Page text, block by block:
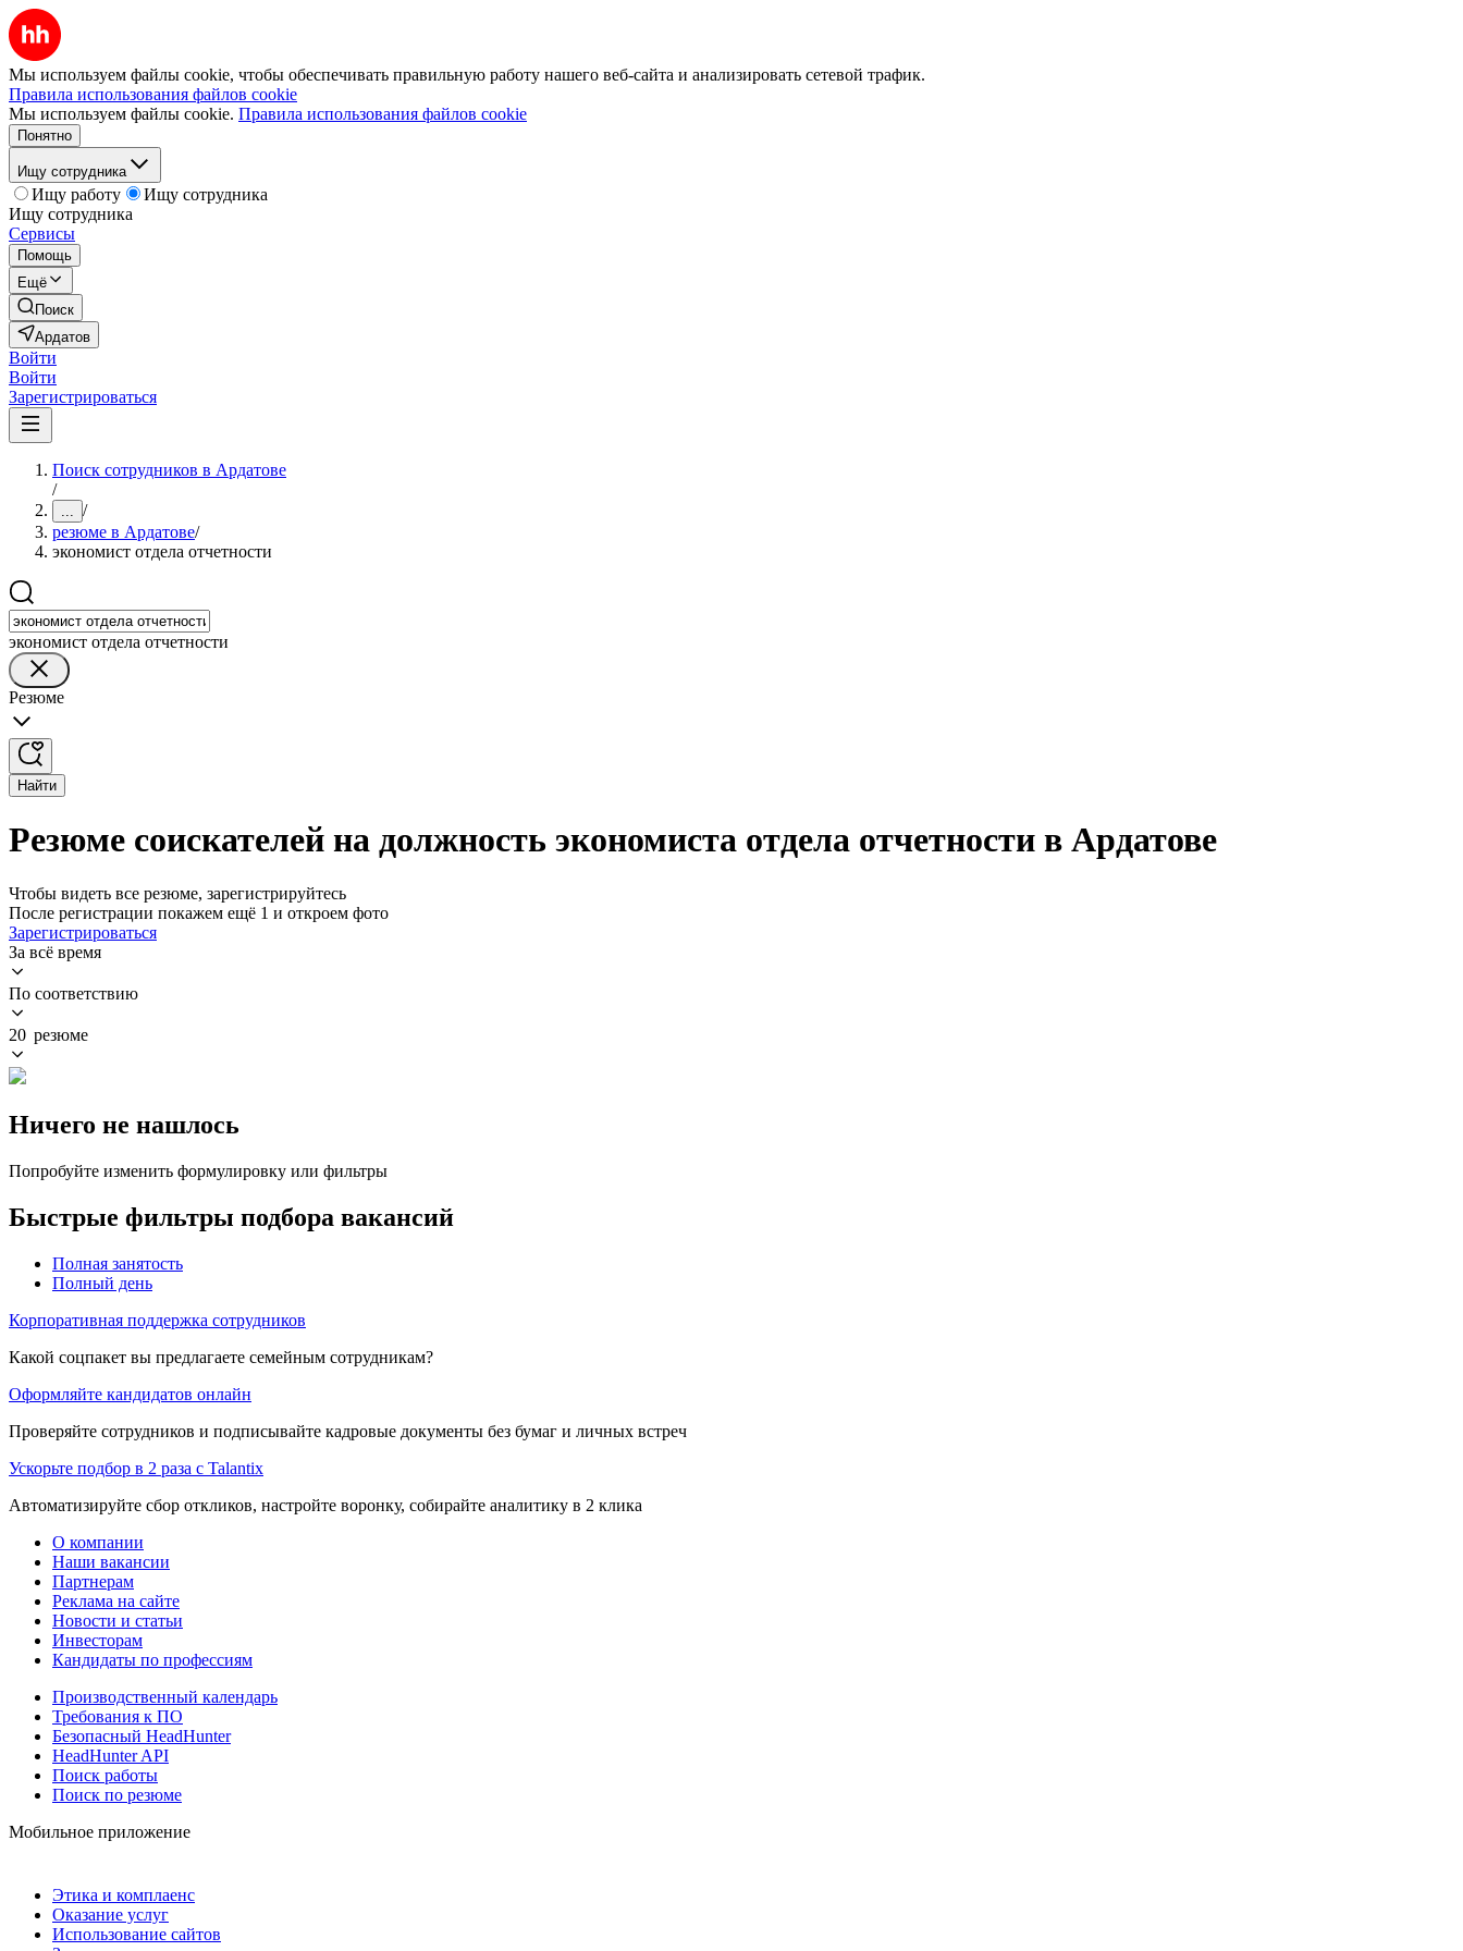
Мы используем файлы cookie, чтобы обеспечивать правильную работу нашего веб-сайта и анализировать сетевой трафик.
Правила использования файлов cookie
Мы используем файлы cookie. Правила использования файлов cookie
Понятно
Ищу сотрудника
Ищу работу
Ищу сотрудника
Ищу сотрудника
Сервисы
Помощь
Ещё
Поиск
Ардатов
Войти
Войти
Зарегистрироваться
Поиск сотрудников в Ардатове
/
... /
резюме в Ардатове/
экономист отдела отчетности
экономист отдела отчетности
Резюме
Найти
Резюме соискателей на должность экономиста отдела отчетности в Ардатове
Чтобы видеть все резюме, зарегистрируйтесь
После регистрации покажем ещё 1 и откроем фото
Зарегистрироваться
За всё время
По соответствию
20 резюме
Ничего не нашлось
Попробуйте изменить формулировку или фильтры
Быстрые фильтры подбора вакансий
Полная занятость
Полный день
Корпоративная поддержка сотрудников
Какой соцпакет вы предлагаете семейным сотрудникам?
Оформляйте кандидатов онлайн
Проверяйте сотрудников и подписывайте кадровые документы без бумаг и личных встреч
Ускорьте подбор в 2 раза с Talantix
Автоматизируйте сбор откликов, настройте воронку, собирайте аналитику в 2 клика
О компании
Наши вакансии
Партнерам
Реклама на сайте
Новости и статьи
Инвесторам
Кандидаты по профессиям
Производственный календарь
Требования к ПО
Безопасный HeadHunter
HeadHunter API
Поиск работы
Поиск по резюме
Мобильное приложение
Этика и комплаенс
Оказание услуг
Использование сайтов